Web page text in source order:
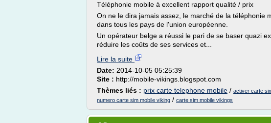
Téléphonie mobile à excellent rapport qualité / prix
On ne le dira jamais assez, le marché de la téléphonie
dans tous les pays de l'union européenne.
Un opérateur belge a réussi le pari de se baser quazi
réduire les coûts de ses services et...
Lire la suite
Date: 2014-10-05 05:25:39
Site : http://mobile-vikings.blogspot.com
Thèmes liés : prix carte telephone mobile / activer carte
numero carte sim mobile viking / carte sim mobile vikings